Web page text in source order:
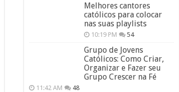
Melhores cantores
católicos para colocar
nas suas playlists
10:19 PM 54
Grupo de Jovens
Católicos: Como Criar,
Organizar e Fazer seu
Grupo Crescer na Fé
11:42 AM 48